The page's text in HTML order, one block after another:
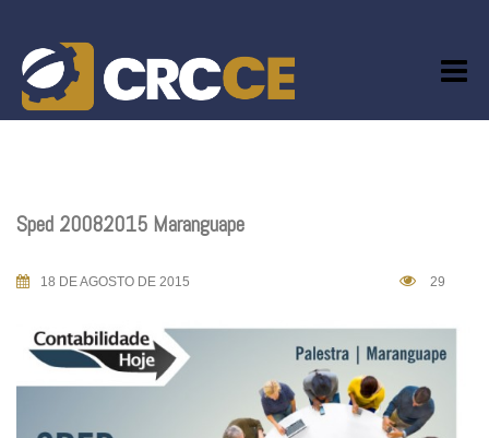
content
Sped 20082015 Maranguape
18 DE AGOSTO DE 2015 29